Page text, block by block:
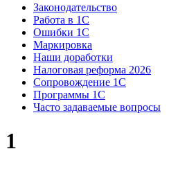
Законодательство
Работа в 1С
Ошибки 1С
Маркировка
Наши доработки
Налоговая реформа 2026
Сопровождение 1С
Программы 1С
Часто задаваемые вопросы
1